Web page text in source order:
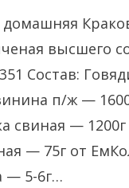
домашняя
высшего
Состав:
п/ж —
свиная —
— 75г от
— 5-6г…